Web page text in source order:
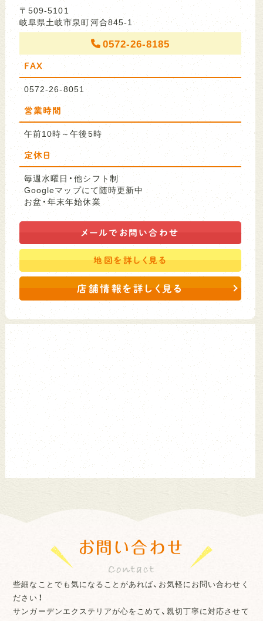
〒509-5101
岐阜県土岐市泉町河合845-1
0572-26-8185
FAX
0572-26-8051
営業時間
午前10時～午後5時
定休日
毎週水曜日・他シフト制
Googleマップにて随時更新中
お盆・年末年始休業
メールで お問い合わせ
地図を詳しく見る
店舗情報を詳しく見る
お問い合わせ
些細なことでも気になることがあれば、お気軽にお問い合わせく
ださい！
サンガーデンエクステリアが心をこめて、親切丁寧に対応させて